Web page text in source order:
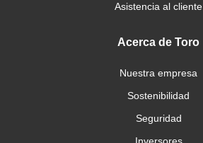
Asistencia al cliente
Acerca de Toro
Nuestra empresa
Sostenibilidad
Seguridad